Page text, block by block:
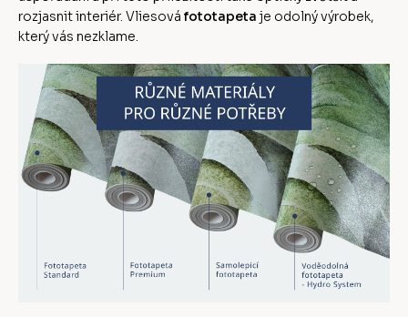
rozjasnit interiér. Vliesová fototapeta je odolný výrobek,
který vás nezklame.